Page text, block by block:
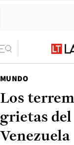
MUNDO
Los
grietas
Venezuela